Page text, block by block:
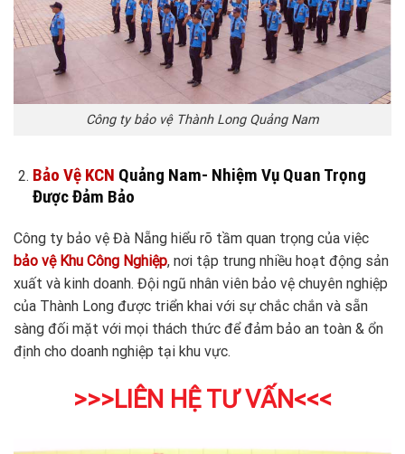
Công ty bảo vệ Thành Long Quảng Nam
Bảo Vệ KCN Quảng Nam- Nhiệm Vụ Quan Trọng
Được Đảm Bảo
Công ty bảo vệ Đà Nẵng hiểu rõ tầm quan trọng của việc
bảo vệ Khu Công Nghiệp, nơi tập trung nhiều hoạt động sản
xuất và kinh doanh. Đội ngũ nhân viên bảo vệ chuyên nghiệp
của Thành Long được triển khai với sự chắc chắn và sẵn
sàng đối mặt với mọi thách thức để đảm bảo an toàn & ổn
định cho doanh nghiệp tại khu vực.
>>>LIÊN HỆ TƯ VẤN<<<